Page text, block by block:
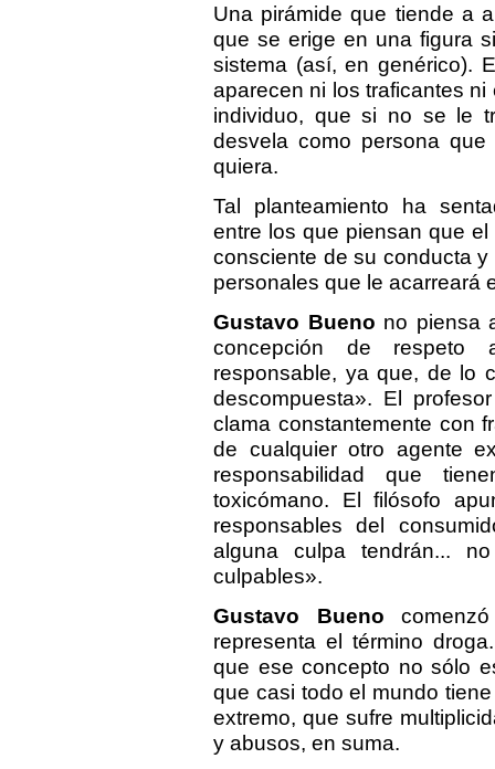
Una pirámide que tiende a
que se erige en una figura
sistema (así, en genérico).
aparecen ni los traficantes
individuo, que si no se le
desvela como persona
quiera.
Tal planteamiento ha
entre los que piensan que
consciente de su conducta
personales que le acarreará
Gustavo Bueno no piensa
concepción de respeto
responsable, ya que, de lo
descompuesta». El
clama constantemente con
de cualquier otro agente
responsabilidad que
toxicómano. El filósofo
responsables del
alguna culpa tendrán...
culpables».
Gustavo Bueno
representa el término
que ese concepto no sólo
que casi todo el mundo
extremo, que sufre
y abusos, en suma.